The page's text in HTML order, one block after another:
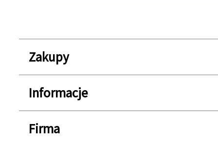
Zakupy
Informacje
Firma